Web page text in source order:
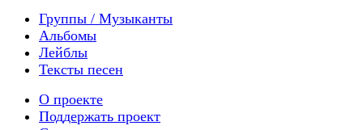
Группы / Музыканты
Альбомы
Лейблы
Тексты песен
О проекте
Поддержать проект